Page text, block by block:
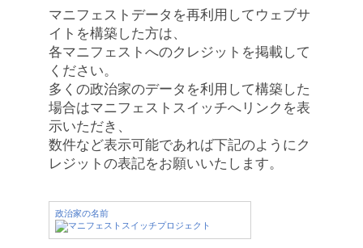
マニフェストデータを再利用してウェブサ
イトを構築した方は、
各マニフェストへのクレジットを掲載して
ください。
多くの政治家のデータを利用して構築した
場合はマニフェストスイッチへリンクを表
示いただき、
数件など表示可能であれば下記のようにク
レジットの表記をお願いいたします。
政治家の名前